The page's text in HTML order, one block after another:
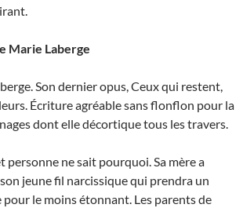
Marie Laberge
Son dernier opus, Ceux qui restent,
Écriture agréable sans flonflon pour la
dont elle décortique tous les travers.
personne ne sait pourquoi. Sa mère a
jeune fil narcissique qui prendra un
le moins étonnant. Les parents de